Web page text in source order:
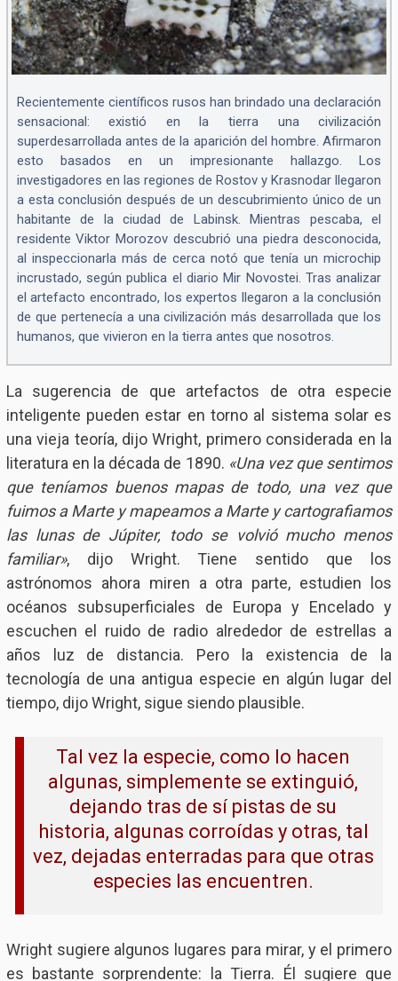
Recientemente científicos rusos han brindado una declaración
sensacional: existió en la tierra una civilización
superdesarrollada antes de la aparición del hombre. Afirmaron
esto basados en un impresionante hallazgo. Los
investigadores en las regiones de Rostov y Krasnodar llegaron
a esta conclusión después de un descubrimiento único de un
habitante de la ciudad de Labinsk. Mientras pescaba, el
residente Viktor Morozov descubrió una piedra desconocida,
al inspeccionarla más de cerca notó que tenía un microchip
incrustado, según publica el diario Mir Novostei. Tras analizar
el artefacto encontrado, los expertos llegaron a la conclusión
de que pertenecía a una civilización más desarrollada que los
humanos, que vivieron en la tierra antes que nosotros.
La sugerencia de que artefactos de otra especie
inteligente pueden estar en torno al sistema solar es
una vieja teoría, dijo Wright, primero considerada en la
literatura en la década de 1890. «Una vez que sentimos
que teníamos buenos mapas de todo, una vez que
fuimos a Marte y mapeamos a Marte y cartografiamos
las lunas de Júpiter, todo se volvió mucho menos
familiar», dijo Wright. Tiene sentido que los
astrónomos ahora miren a otra parte, estudien los
océanos subsuperficiales de Europa y Encelado y
escuchen el ruido de radio alrededor de estrellas a
años luz de distancia. Pero la existencia de la
tecnología de una antigua especie en algún lugar del
tiempo, dijo Wright, sigue siendo plausible.
Tal vez la especie, como lo hacen
algunas, simplemente se extinguió,
dejando tras de sí pistas de su
historia, algunas corroídas y otras, tal
vez, dejadas enterradas para que otras
especies las encuentren.
Wright sugiere algunos lugares para mirar, y el primero
es bastante sorprendente: la Tierra. Él sugiere que